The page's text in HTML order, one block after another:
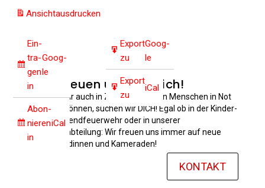
Ein­
tra­
gen
in
Goog­
le
Abon­
nie­ren
in
iCal
Ansichtausdrucken
Export
zu
Goog­
le
Export
zu
iCal
Wir freuen uns auf Dich!
Damit wir auch in Zukunft anderen Menschen in Not
helfen können, suchen wir DICH! Egal ob in der Kinder-
und Jugendfeuerwehr oder in unserer
Einsatzabteilung: Wir freuen uns immer auf neue
Kameradinnen und Kameraden!
KONTAKT